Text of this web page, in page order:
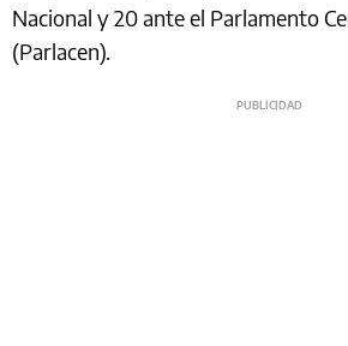
Nacional y 20 ante el Parlamento
(Parlacen).